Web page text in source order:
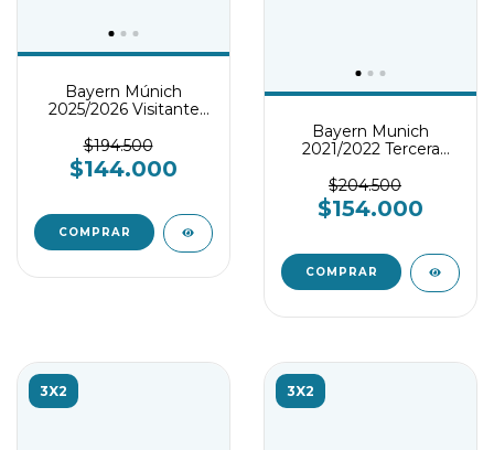
Bayern Múnich
2025/2026 Visitante
$194.500
$144.000
COMPRAR
Bayern Munich
2021/2022 Tercera
$204.500
$154.000
COMPRAR
3X2 3X2